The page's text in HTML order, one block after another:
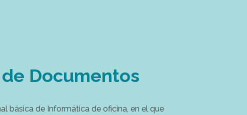
Documentos
básica de Informática de oficina, en el que